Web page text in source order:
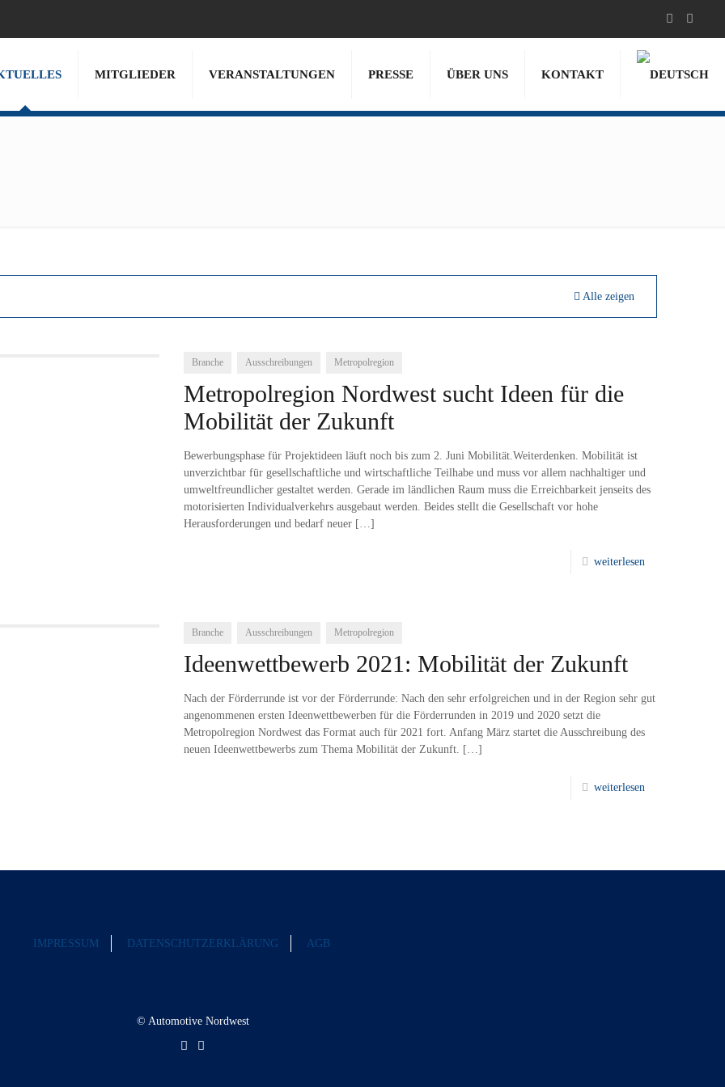
MITGLIEDER VERANSTALTUNGEN PRESSE ÜBER UNS KONTAKT
Alle zeigen
Branche Ausschreibungen Metropolregion
Metropolregion Nordwest sucht Ideen für die
Mobilität der Zukunft
Bewerbungsphase für Projektideen läuft noch bis zum 2. Juni Mobilität.Weiterdenken. Mobilität ist
unverzichtbar für gesellschaftliche und wirtschaftliche Teilhabe und muss vor allem nachhaltiger und
umweltfreundlicher gestaltet werden. Gerade im ländlichen Raum muss die Erreichbarkeit jenseits des
motorisierten Individualverkehrs ausgebaut werden. Beides stellt die Gesellschaft vor hohe
Herausforderungen und bedarf neuer […]
weiterlesen
Branche Ausschreibungen Metropolregion
Ideenwettbewerb 2021: Mobilität der Zukunft
Nach der Förderrunde ist vor der Förderrunde: Nach den sehr erfolgreichen und in der Region sehr gut
angenommenen ersten Ideenwettbewerben für die Förderrunden in 2019 und 2020 setzt die
Metropolregion Nordwest das Format auch für 2021 fort. Anfang März startet die Ausschreibung des
neuen Ideenwettbewerbs zum Thema Mobilität der Zukunft. […]
weiterlesen
IMPRESSUM DATENSCHUTZERKLÄRUNG AGB
© Automotive Nordwest